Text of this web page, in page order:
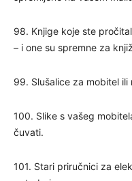
98. Knjige koje ste
– i one su spremne za
99. Slušalice za mobitel
100. Slike s vašeg
čuvati.
101. Stari priručnici za